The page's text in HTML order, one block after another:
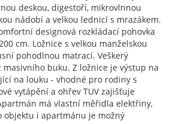
deskou, digestoří, mikrovlnnou
nádobí a velkou lednicí s mrazákem.
designová rozkládací pohovka
cm. Ložnice s velkou manželskou
pohodlnou matrací. Veškerý
masivního buku. Z ložnice je výstup na
na louku - vhodné pro rodiny s
vytápění a ohřev TUV zajišťuje
má vlastní měřidla elektřiny,
objektu i apartmánu je možný